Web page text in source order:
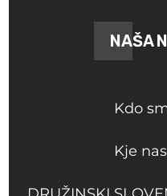
NAŠA
Kdo
Kje